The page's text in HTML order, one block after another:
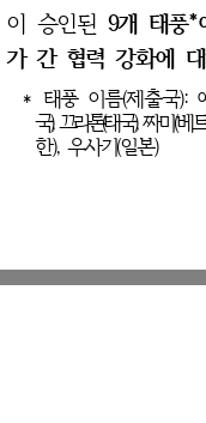
이 승인된 9개 태풍*
가 간 협력 강화에
* 태풍 이름(제출국):
국), 끄라톤(태국),짜미(베
한), 우사기(일본)